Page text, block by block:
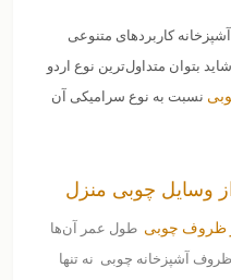
کاربردهای متنوعی
بتوان متداول‌ترین نوع اردو
نسبت به نوع سرامیکی آن
وسایل چوبی منزل
ظروف چوبی طول عمر آن‌ها
ظروف آشپزخانه چوبی نه تنها